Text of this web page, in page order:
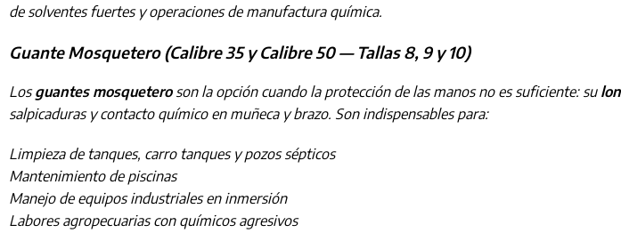
de solventes fuertes y operaciones de manufactura química.
Guante Mosquetero (Calibre 35 y Calibre 50 — Tallas 8, 9 y 10)
Losguantes mosqueteroson la opción cuando la protección de las manos no es suficiente: su
salpicaduras y contacto químico en muñeca y brazo. Son indispensables para:
Limpieza de tanques, carro tanques y pozos sépticos
Mantenimiento de piscinas
Manejo de equipos industriales en inmersión
Labores agropecuarias con químicos agresivos